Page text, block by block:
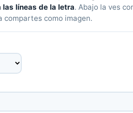
las líneas de la letra. Abajo la ves
compartes como imagen.